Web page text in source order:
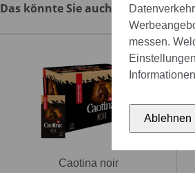
Das könnte Sie auch interessieren:
Caotina noir
messen.
Ablehnen